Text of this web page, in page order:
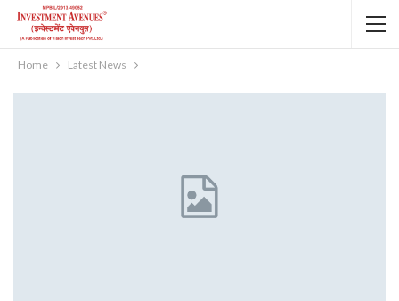
Home Latest News